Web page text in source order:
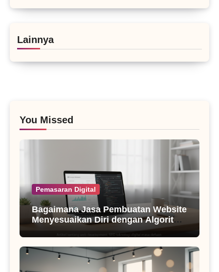
Lainnya
You Missed
Pemasaran Digital
Bagaimana Jasa Pembuatan Website
Menyesuaikan Diri dengan Algoritma
SEO Masa Kini